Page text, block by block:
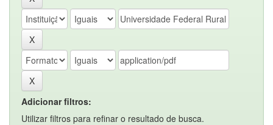
Adicionar filtros:
Utilizar filtros para refinar o resultado de busca.